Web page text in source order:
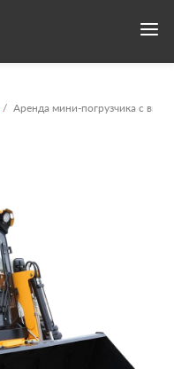
Аренда мини-погрузчика с